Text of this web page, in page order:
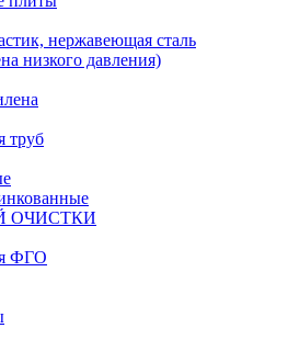
нержавеющая сталь
низкого давления)
труб
ОЧИСТКИ
ФГО